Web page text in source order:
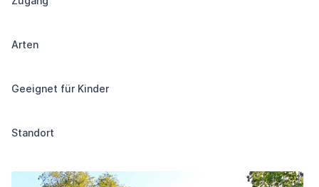
Arten
Geeignet für Kinder
Standort